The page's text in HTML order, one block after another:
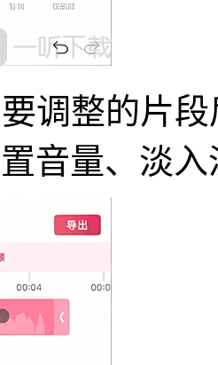
调整的片
音量、淡